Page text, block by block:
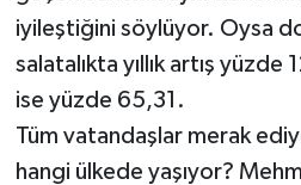
iyileştiğini söylüyor. Oysa
salatalıkta yıllık artış
ise yüzde 65,31.
Tüm vatandaşlar merak
hangi ülkede yaşıyor?